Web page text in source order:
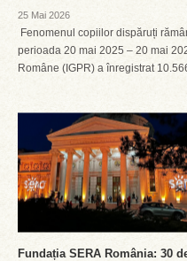
25 Mai 2026
Fenomenul copiilor dispăruți
perioada 20 mai 2025 – 20 mai
Române (IGPR) a înregistrat
Fundația SERA România: 30